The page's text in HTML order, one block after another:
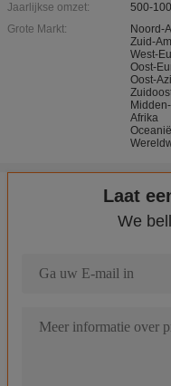
Jaarlijkse omzet:
500-
Grote Markt:
Noord-
Zuid-
West-
Oost-
Oost-
Afrika
Oceanië
Laat
We